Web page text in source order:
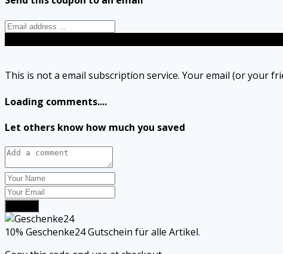
This is not a email subscription service. Your email (or your
Loading comments....
Let others know how much you saved
10% Geschenke24 Gutschein für alle Artikel.